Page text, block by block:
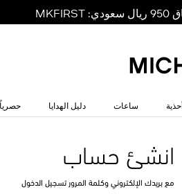
أحذية ساعات دليل الهدايا حصرياً
انشئ حساب
مع بريدك الإلكتروني وكلمة المرور تسجيل الدخول